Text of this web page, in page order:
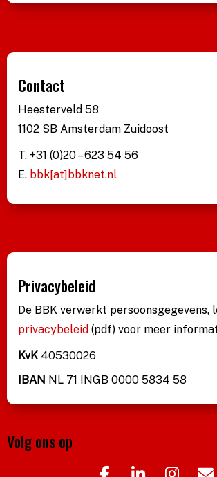
Contact
Heesterveld 58
1102 SB Amsterdam Zuidoost
T. +31 (0)20 – 623 54 56
E. bbk[at]bbknet.nl
Privacybeleid
De BBK verwerkt persoonsgegevens,
privacybeleid (pdf) voor meer
KvK 40530026
IBAN NL 71 INGB 0000 5834 58
Volg ons op